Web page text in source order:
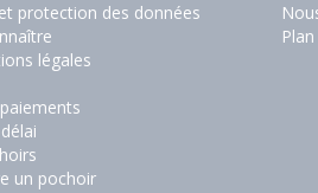
protection des données
légales
un pochoir